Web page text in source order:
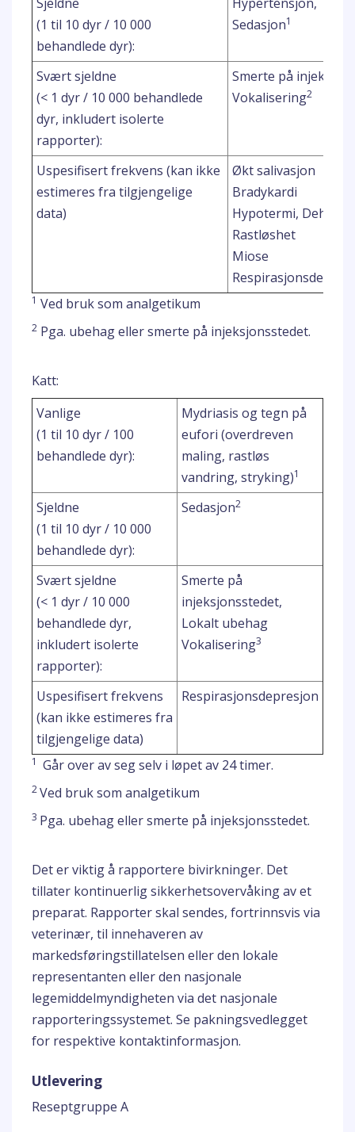
(1 til 10 dyr / 10 000
behandlede dyr):
Sedasjon1
Svært sjeldne
(< 1 dyr / 10 000 behandlede
dyr, inkludert isolerte
rapporter):
Smerte på
Vokalisering2
Uspesifisert frekvens (kan ikke
estimeres fra tilgjengelige
data)
Økt salivasjon
Bradykardi
Hypotermi,
Rastløshet
Miose
1 Ved bruk som analgetikum
2 Pga. ubehag eller smerte på injeksjonsstedet.
Katt:
Vanlige
(1 til 10 dyr / 100
behandlede dyr):
Mydriasis og tegn på
eufori (overdreven
maling, rastløs
vandring, stryking)1
Sjeldne
(1 til 10 dyr / 10 000
behandlede dyr):
Sedasjon2
Svært sjeldne
(< 1 dyr / 10 000
behandlede dyr,
inkludert isolerte
rapporter):
Smerte på
injeksjonsstedet,
Lokalt ubehag
Vokalisering3
Uspesifisert frekvens
(kan ikke estimeres fra
tilgjengelige data)
Respirasjonsdepresjon
1 Går over av seg selv i løpet av 24 timer.
2Ved bruk som analgetikum
3 Pga. ubehag eller smerte på injeksjonsstedet.
Det er viktig å rapportere bivirkninger. Det
tillater kontinuerlig sikkerhetsovervåking av et
preparat. Rapporter skal sendes, fortrinnsvis via
veterinær, til innehaveren av
markedsføringstillatelsen eller den lokale
representanten eller den nasjonale
legemiddelmyndigheten via det nasjonale
rapporteringssystemet. Se pakningsvedlegget
for respektive kontaktinformasjon.
Utlevering
Reseptgruppe A